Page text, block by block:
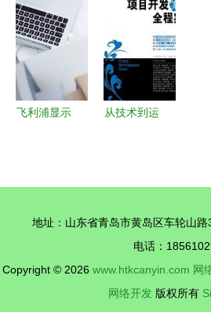
础到高级实
践
当如何创业
飞利浦显示
从技术到运
录》对亲子
教育平台的
启示
地址：山东省青岛市黄岛区车轮山
电话：
Copyright © 2026 www.htkcanyin.com 网
网络开发 版权所有